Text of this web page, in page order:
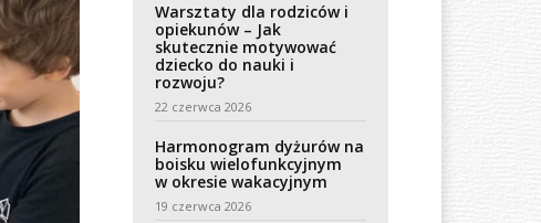
Warsztaty dla rodziców i
opiekunów – Jak
skutecznie motywować
dziecko do nauki i
rozwoju?
22 czerwca 2026
Harmonogram dyżurów na
boisku wielofunkcyjnym
w okresie wakacyjnym
19 czerwca 2026